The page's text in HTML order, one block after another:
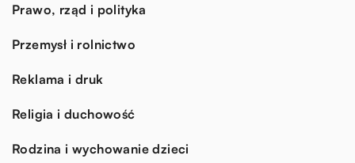
Prawo, rząd i polityka
Przemysł i rolnictwo
Reklama i druk
Religia i duchowość
Rodzina i wychowanie dzieci